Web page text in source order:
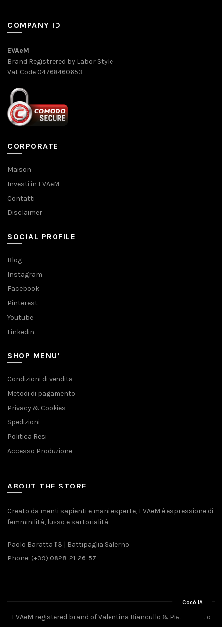
COMPANY ID
EVAeM
Brand Registrered by Labor Style
Vat Code 04768460653
CORPORATE
Maison
Investi in EVAeM
Contatti
Disclaimer
SOCIAL PROFILE
Blog
Instagram
Facebook
Pinterest
Youtube
Linkedin
SHOP MENU’
Condizioni di vendita
Metodi di pagamento
Privacy & Cookies
Spedizioni
Politica Resi
Accesso Produzione
ABOUT THE STORE
Creato da menti sapienti e mani esperte, EVAeM è espressione di
femminilità, lusso e sartorialità
Paolo Baratta 113 | Battipaglia Salerno
Phone: (+39) 0828-21-26-57
EVAeM registered brand of Valentina Biancullo & Pietro Piliero
Cocò IA